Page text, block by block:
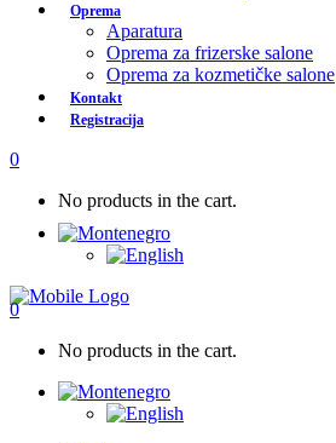
Oprema
Aparatura
Oprema za frizerske salone
Oprema za kozmetičke salone
Kontakt
Registracija
0
No products in the cart.
0
No products in the cart.